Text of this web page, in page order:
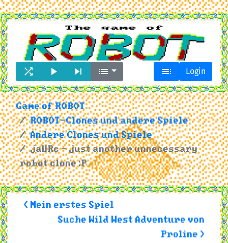
     Login
Game of ROBOT
ROBOT-Clones und andere Spiele
Andere Clones und Spiele
jaURc - just another unnecessary
robot clone :P
< Mein erstes Spiel
Suche Wild West Adventure von
Proline >